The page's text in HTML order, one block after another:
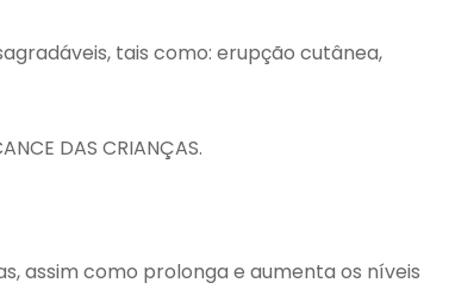
tais como: erupção cutânea,
DAS CRIANÇAS.
assim como prolonga e aumenta os níveis